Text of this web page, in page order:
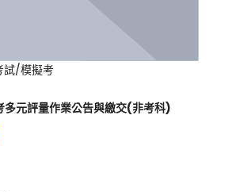
/模擬考
多元評量作業公告與繳交(非考科)